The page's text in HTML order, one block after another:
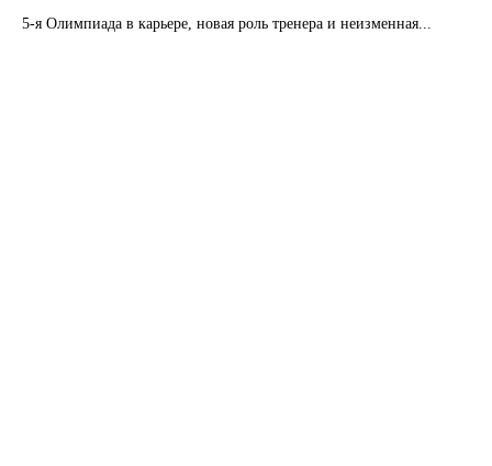
5-я Олимпиада в карьере, новая роль тренера и неизменная...